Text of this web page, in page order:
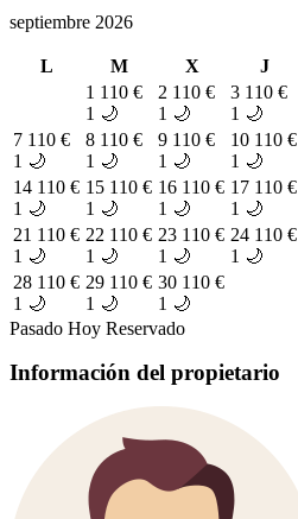
septiembre 2026
L M X J
1 110 €
1 🌙
2 110 €
1 🌙
3 110 €
1 🌙
7 110 €
1 🌙
8 110 €
1 🌙
9 110 €
1 🌙
10 110 €
1 🌙
14 110 €
1 🌙
15 110 €
1 🌙
16 110 €
1 🌙
17 110 €
1 🌙
21 110 €
1 🌙
22 110 €
1 🌙
23 110 €
1 🌙
24 110 €
1 🌙
28 110 €
1 🌙
29 110 €
1 🌙
30 110 €
1 🌙
Pasado Hoy Reservado
Información del propietario